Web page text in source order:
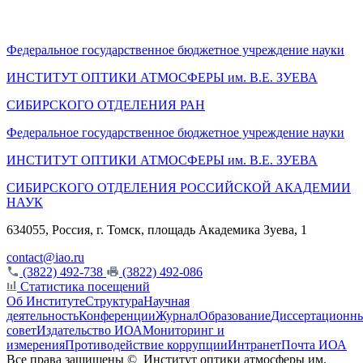
Федеральное государственное бюджетное учреждение науки
ИНСТИТУТ ОПТИКИ АТМОСФЕРЫ им. В.Е. ЗУЕВА
СИБИРСКОГО ОТДЕЛЕНИЯ РАН
Федеральное государственное бюджетное учреждение науки
ИНСТИТУТ ОПТИКИ АТМОСФЕРЫ им. В.Е. ЗУЕВА
СИБИРСКОГО ОТДЕЛЕНИЯ РОССИЙСКОЙ АКАДЕМИИ
НАУК
634055, Россия, г. Томск, площадь Академика Зуева, 1
contact@iao.ru
(3822) 492-738
(3822) 492-086
Статистика посещений
Об ИнститутеСтруктураНаучная
деятельностьКонференцииЖурналОбразование
советИздательство ИОАМониторинг и
измеренияПротиводействие коррупцииИнтранетПочта ИОА
Все права защищены © Институт оптики атмосферы им.